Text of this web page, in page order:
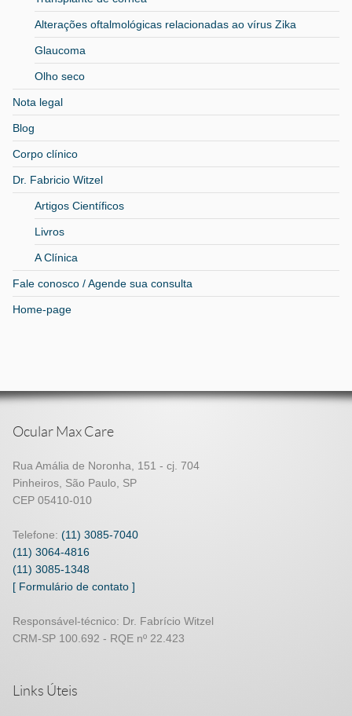
Alterações oftalmológicas relacionadas ao vírus Zika
Glaucoma
Olho seco
Nota legal
Blog
Corpo clínico
Dr. Fabricio Witzel
Artigos Científicos
Livros
A Clínica
Fale conosco / Agende sua consulta
Home-page
Ocular Max Care
Rua Amália de Noronha, 151 - cj. 704
Pinheiros, São Paulo, SP
CEP 05410-010
Telefone: (11) 3085-7040
(11) 3064-4816
(11) 3085-1348
[ Formulário de contato ]
Responsável-técnico: Dr. Fabrício Witzel
CRM-SP 100.692 - RQE nº 22.423
Links Úteis